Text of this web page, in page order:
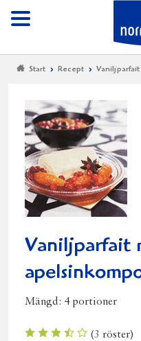
Meny
Start Recept
Vaniljparfait
Mängd: 4 portioner
(3 röster)